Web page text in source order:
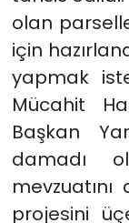
olan
için
yapmak
Mücahit
Başkan
damadı
projesini